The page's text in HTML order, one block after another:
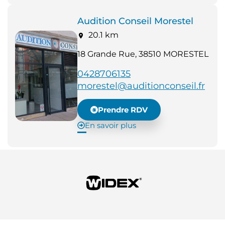
Audition Conseil Morestel
20.1 km
18 Grande Rue, 38510 MORESTEL
0428706135
morestel@auditionconseil.fr
Prendre RDV
En savoir plus